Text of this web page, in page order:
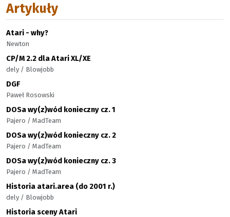
Artykuły
Atari - why?
Newton
CP/M 2.2 dla Atari XL/XE
dely / Blowjobb
DGF
Paweł Rosowski
DOSa wy(z)wód konieczny cz. 1
Pajero / MadTeam
DOSa wy(z)wód konieczny cz. 2
Pajero / MadTeam
DOSa wy(z)wód konieczny cz. 3
Pajero / MadTeam
Historia atari.area (do 2001 r.)
dely / Blowjobb
Historia sceny Atari